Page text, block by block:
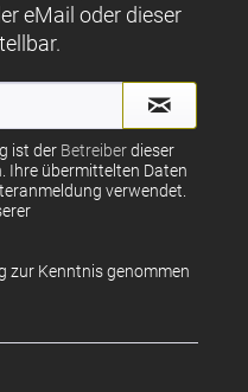
eMail oder dieser
ist der Betreiberdieser
Ihre übermittelten Daten
verwendet.
zur Kenntnis genommen